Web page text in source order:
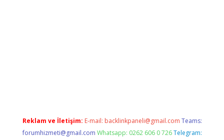
Reklam ve İletişim: E-mail: backlinkpaneli@gmail.com Teams:
forumhizmeti@gmail.com Whatsapp: 0262 606 0 726 Telegram: